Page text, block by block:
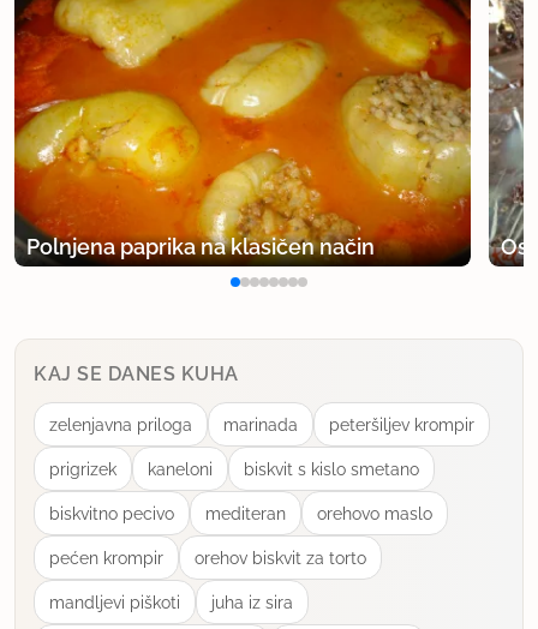
Polnjena paprika na klasičen način
KAJ SE DANES KUHA
zelenjavna priloga marinada peteršiljev krompir
prigrizek kaneloni biskvit s kislo smetano
biskvitno pecivo mediteran orehovo maslo
pećen krompir orehov biskvit za torto
mandljevi piškoti juha iz sira